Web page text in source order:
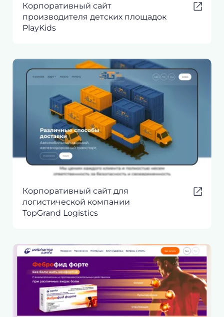
Корпоративный сайт
производителя детских площадок
PlayKids
Корпоративный сайт для
логистической компании
TopGrand Logistics